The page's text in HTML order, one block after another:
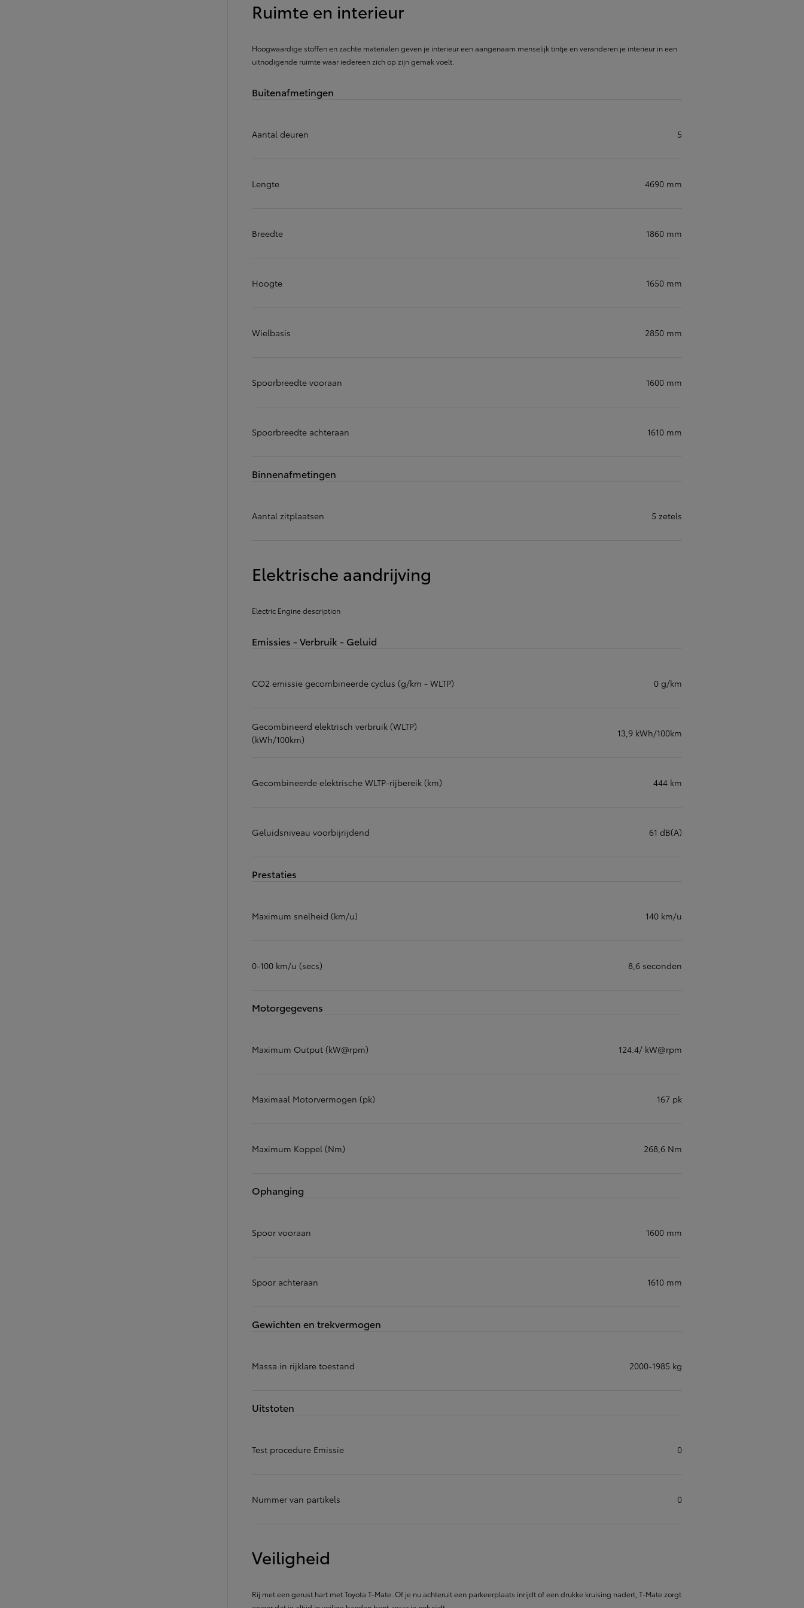
HYBRIDE
Ruimte en interieur
Hoogwaardige stoffen en zachte materialen geven je interieur een aangenaam menselijk tintje en veranderen je interieur in een
uitnodigende ruimte waar iedereen zich op zijn gemak voelt.
Buitenafmetingen
Aantal deuren 5
Lengte 4690 mm
Breedte 1860 mm
Hoogte 1650 mm
Wielbasis 2850 mm
Spoorbreedte vooraan 1600 mm
Spoorbreedte achteraan 1610 mm
Binnenafmetingen
Aantal zitplaatsen 5 zetels
Elektrische aandrijving
Electric Engine description
Emissies - Verbruik - Geluid
CO2 emissie gecombineerde cyclus (g/km - WLTP) 0 g/km
Gecombineerd elektrisch verbruik (WLTP)
(kWh/100km)
13,9 kWh/100km
Gecombineerde elektrische WLTP-rijbereik (km) 444 km
Geluidsniveau voorbijrijdend 61 dB(A)
Prestaties
Maximum snelheid (km/u) 140 km/u
0-100 km/u (secs) 8,6 seconden
Motorgegevens
Maximum Output (kW@rpm) 124.4/ kW@rpm
Maximaal Motorvermogen (pk) 167 pk
Maximum Koppel (Nm) 268,6 Nm
Ophanging
Spoor vooraan 1600 mm
Spoor achteraan 1610 mm
Gewichten en trekvermogen
Massa in rijklare toestand 2000-1985 kg
Uitstoten
Test procedure Emissie 0
Nummer van partikels 0
Veiligheid
Rij met een gerust hart met Toyota T-Mate. Of je nu achteruit een parkeerplaats inrijdt of een drukke kruising nadert, T-Mate zorgt